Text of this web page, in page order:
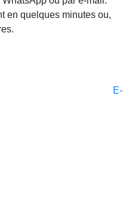
en quelques minutes ou,
E-